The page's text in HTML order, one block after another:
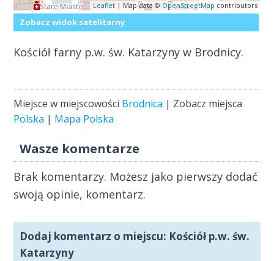
Leaflet| Map data © OpenStreetMap contributors
Zobacz widok satelitarny
Kościół farny p.w. św. Katarzyny w Brodnicy.
Miejsce w miejscowości Brodnica | Zobacz miejsca
Polska | Mapa Polska
Wasze komentarze
Brak komentarzy. Możesz jako pierwszy dodać
swoją opinie, komentarz.
Dodaj komentarz o miejscu: Kościół p.w. św.
Katarzyny